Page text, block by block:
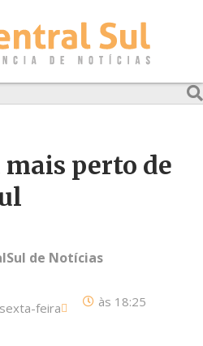
perto de
de Notícias
feira às 18:25